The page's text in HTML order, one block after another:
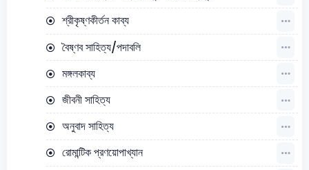
শ্রীকৃষ্ণকীর্তন কাব্য
বৈষ্ণব সাহিত্য/পদাবলি
মঙ্গলকাব্য
জীবনী সাহিত্য
অনুবাদ সাহিত্য
রোমান্টিক প্রণয়োপাখ্যান